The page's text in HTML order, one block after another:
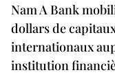
Nam A Bank
dollars de
internationaux
institution